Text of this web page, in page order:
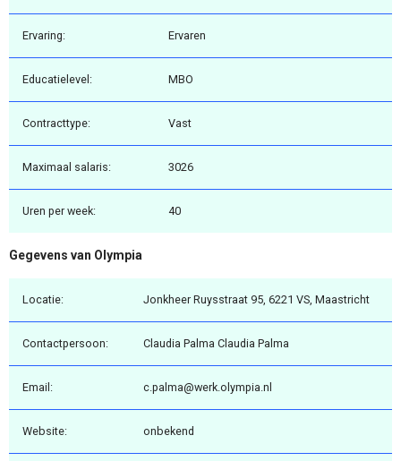
Ervaring: Ervaren
Educatielevel: MBO
Contracttype: Vast
Maximaal salaris: 3026
Uren per week: 40
Gegevens van Olympia
Locatie: Jonkheer Ruysstraat 95, 6221 VS, Maastricht
Contactpersoon: Claudia Palma Claudia Palma
Email: c.palma@werk.olympia.nl
Website: onbekend